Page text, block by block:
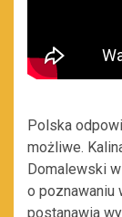
Polska
możliwe.
Domalewski
o poznawaniu
postanawia